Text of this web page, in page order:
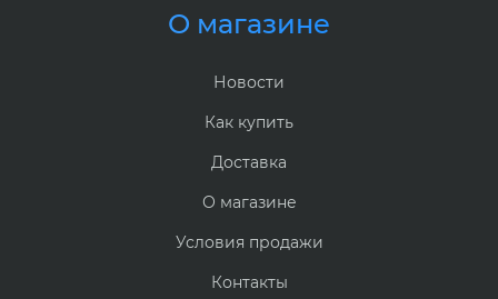
О магазине
Новости
Как купить
Доставка
О магазине
Условия продажи
Контакты